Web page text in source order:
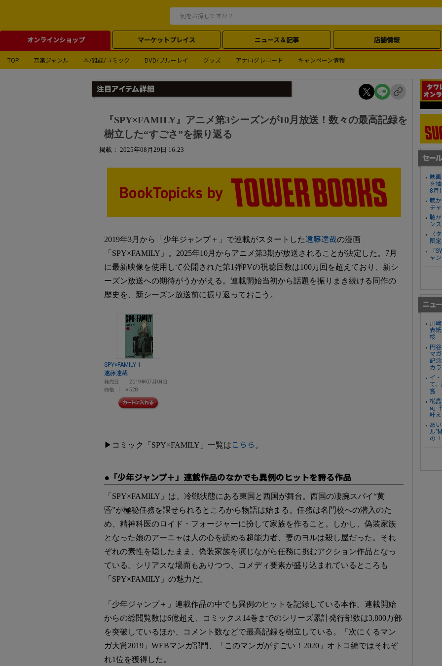
オンラインショップ マーケットプレイス ニュース＆記事 店舗情報
TOP 音楽ジャンル 本/雑誌/コミック DVD/ブルーレイ グッズ アナログレコード キャンペーン情報
『SPY×FAMILY』アニメ第3シーズンが10月放送！数々の最高記録を
樹立した“すごさ”を振り返る
掲載： 2025年08月29日 16:23
2019年3月から「少年ジャンプ＋」で連載がスタートした遠藤達哉の漫画
「SPY×FAMILY」。2025年10月からアニメ第3期が放送されることが決定した。7月
に最新映像を使用して公開された第1弾PVの視聴回数は100万回を超えており、新シ
ーズン放送への期待がうかがえる。連載開始当初から話題を振りまき続ける同作の
歴史を、新シーズン放送前に振り返っておこう。
SPY×FAMILY 1
遠藤達哉
発売日
2019年07月04日
価格
￥528
▶コミック「SPY×FAMILY」一覧は こちら 。
●「少年ジャンプ＋」連載作品のなかでも異例のヒットを誇る作品
「SPY×FAMILY」は、冷戦状態にある東国と西国が舞台。西国の凄腕スパイ“黄
昏”が極秘任務を課せられるところから物語は始まる。任務は名門校への潜入のた
め、精神科医のロイド・フォージャーに扮して家族を作ること。しかし、偽装家族
となった娘のアーニャは人の心を読める超能力者、妻のヨルは殺し屋だった。それ
ぞれの素性を隠したまま、偽装家族を演じながら任務に挑むアクション作品となっ
ている。シリアスな場面もありつつ、コメディ要素が盛り込まれているところも
「SPY×FAMILY」の魅力だ。
「少年ジャンプ＋」連載作品の中でも異例のヒットを記録している本作。連載開始
からの総閲覧数は6億超え、コミックス14巻までのシリーズ累計発行部数は3,800万部
を突破しているほか、コメント数などで最高記録を樹立している。「次にくるマン
ガ大賞2019」WEBマンガ部門、「このマンガがすごい！2020」オトコ編ではそれぞ
れ1位を獲得した。
映
を
8月
聴
チ
聴
ン
〈
限
「
ャ
川
表
桜
円
マ
記
カ
イ
て
賞
椛
a」
叶
あ
ル
の